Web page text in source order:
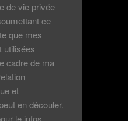
de vie privée
ce
que mes
utilisées
cadre de ma
et
en découler.
le infos